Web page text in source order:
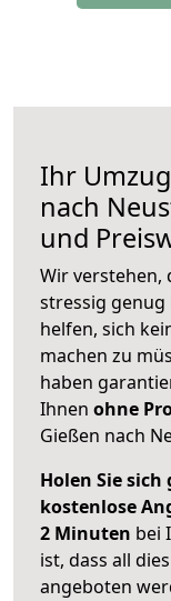
Ihr
nach
und
Wir verstehen,
stressig genug
helfen, sich
machen zu
haben
Ihnen ohne
Gießen nach
Holen Sie
kostenlose
2 Minuten bei
ist, dass all
angeboten